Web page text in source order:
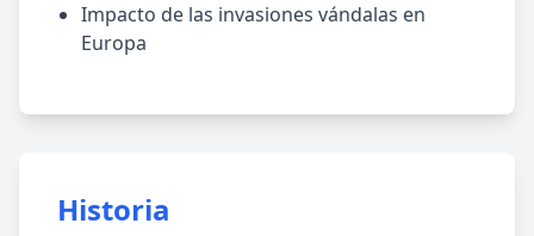
Impacto de las invasiones vándalas en
Europa
Historia